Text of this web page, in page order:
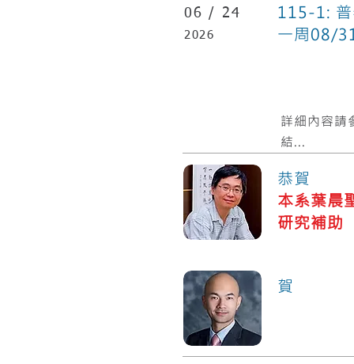
06 / 24
2026
115-1: 普
一周08/
詳細內容請
結...
恭賀
本系葉晨
研究補助
賀